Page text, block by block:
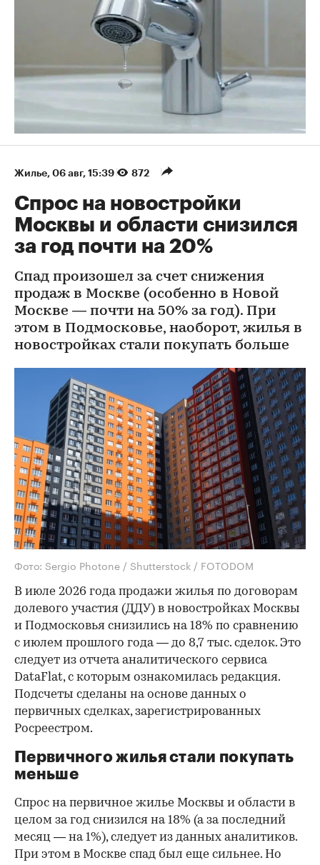
Жилье 06 авг, 15:39 872
Спрос на новостройки
Москвы и области снизился
за год почти на 20%
Спад произошел за счет снижения
продаж в Москве (особенно в Новой
Москве — почти на 50% за год). При
этом в Подмосковье, наоборот, жилья в
новостройках стали покупать больше
Фото: Sergio Photone / Shutterstock / FOTODOM
В июле 2026 года продажи жилья по договорам
долевого участия (ДДУ) в новостройках Москвы
и Подмосковья снизились на 18% по сравнению
с июлем прошлого года — до 8,7 тыс. сделок. Это
следует из отчета аналитического сервиса
DataFlat, с которым ознакомилась редакция.
Подсчеты сделаны на основе данных о
первичных сделках, зарегистрированных
Росреестром.
Первичного жилья стали покупать
меньше
Спрос на первичное жилье Москвы и области в
целом за год снизился на 18% (а за последний
месяц — на 1%), следует из данных аналитиков.
При этом в Москве спад был еще сильнее. Но